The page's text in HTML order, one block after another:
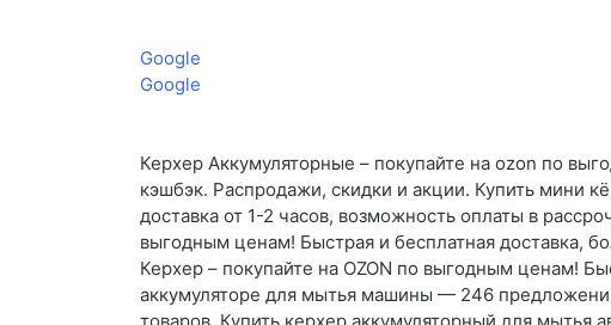
Google
Google
Керхер Аккумуляторные – покупайте на ozon по
кэшбэк. Распродажи, скидки и акции. Купить мини
доставка от 1-2 часов, возможность оплаты в
выгодным ценам! Быстрая и бесплатная доставка,
Керхер – покупайте на OZON по выгодным ценам!
аккумуляторе для мытья машины — 246